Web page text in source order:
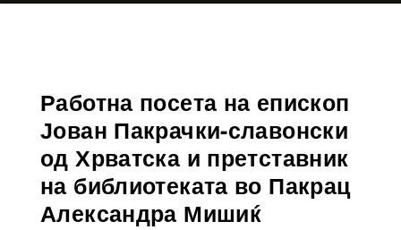
Работна посета на епископ
Јован Пакрачки-славонски
од Хрватска и претставник
на библиотеката во Пакрац
Александра Мишиќ